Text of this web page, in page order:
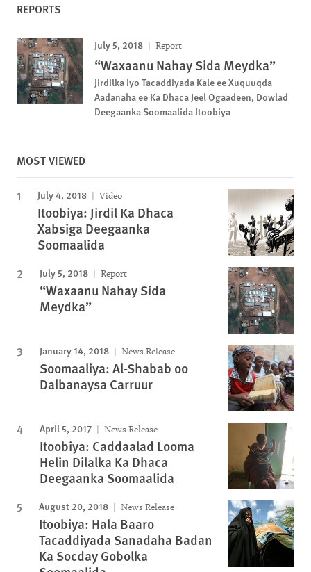
REPORTS
July 5, 2018 Report
“Waxaanu Nahay Sida Meydka”
Jirdilka iyo Tacaddiyada Kale ee Xuquuqda
Aadanaha ee Ka Dhaca Jeel Ogaadeen, Dowlad
Deegaanka Soomaalida Itoobiya
MOST VIEWED
July 4, 2018 Video
Itoobiya: Jirdil Ka Dhaca
Xabsiga Deegaanka
Soomaalida
July 5, 2018 Report
“Waxaanu Nahay Sida
Meydka”
January 14, 2018 News Release
Soomaaliya: Al-Shabab oo
Dalbanaysa Carruur
April 5, 2017 News Release
Itoobiya: Caddaalad Looma
Helin Dilalka Ka Dhaca
Deegaanka Soomaalida
August 20, 2018 News Release
Itoobiya: Hala Baaro
Tacaddiyada Sanadaha Badan
Ka Socday Gobolka